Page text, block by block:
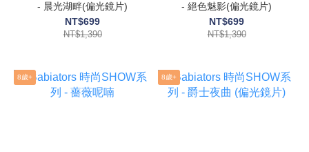
- 晨光湖畔(偏光鏡片)
NT$699
NT$1,390
- 絕色魅影(偏光鏡片)
NT$699
NT$1,390
8歲+ 8歲+